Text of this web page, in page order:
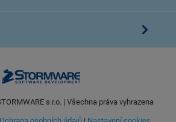
s.r.o. | Všechna práva vyhrazena